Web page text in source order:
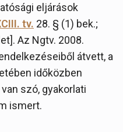
eljárások
tv. 28. § (1) bek.;
Az Ngtv. 2008.
átvett, a
időközben
szó, gyakorlati
ismert.